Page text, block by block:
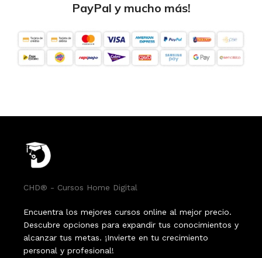
PayPal y mucho más!
CHD® - Cursos Home Digital
Encuentra los mejores cursos online al mejor precio.
Descubre opciones para expandir tus conocimientos y
alcanzar tus metas. ¡Invierte en tu crecimiento
personal y profesional!